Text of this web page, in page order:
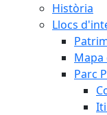
Història
Llocs
Parc